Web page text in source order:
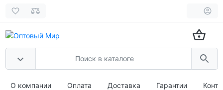
О компании Оплата Доставка Гарантии